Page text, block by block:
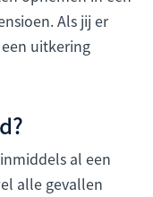
Als jij er
uitkering
al een
alle gevallen